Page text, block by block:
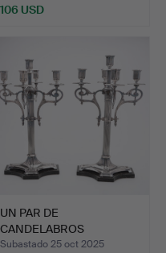
106 USD
UN PAR DE
CANDELABROS
PLATEADOS, PRINCIPIO…
Subastado 25 oct 2025